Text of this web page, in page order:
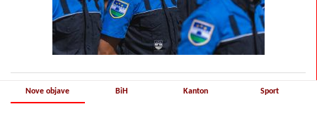
Nove objave BiH Kanton Sport